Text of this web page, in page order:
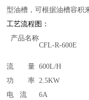
型油槽，可根据油槽容积
工艺流程图：
产品名称
CFL-R-600E
流 量 600L/H
功 率 2.5KW
电 流
6A